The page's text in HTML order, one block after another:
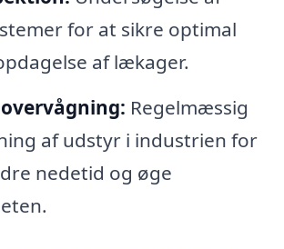
for at sikre optimal
af lækager.
Regelmæssig
af udstyr i industrien for
nedetid og øge